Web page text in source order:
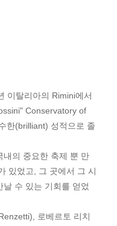
이탈리아의 Rimini에서
Conservatory of
한(brilliant) 성적으로 졸
내의 중요한 축제 뿐 만
있었고, 그 곳에서 그 시
수 있는 기회를 얻었
로베르토 리치